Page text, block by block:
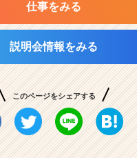
仕事をみる
説明会情報をみる
このページをシェアする